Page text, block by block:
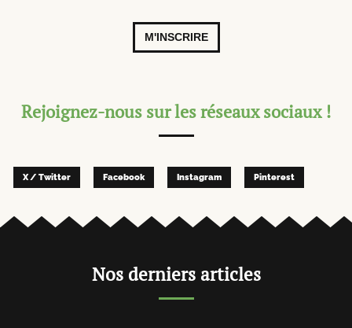
M'INSCRIRE
Rejoignez-nous sur les réseaux sociaux !
X / Twitter Facebook Instagram Pinterest
Nos derniers articles